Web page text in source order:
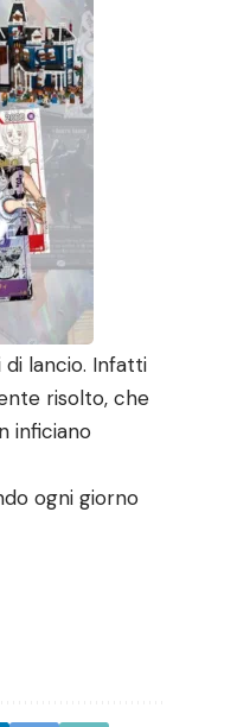
lancio. Infatti
risolto, che
inficiano
ogni giorno